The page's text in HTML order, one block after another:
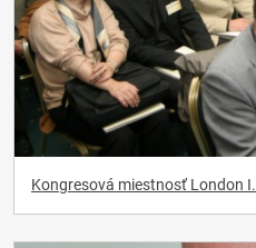
Kongresová miestnosť London I.